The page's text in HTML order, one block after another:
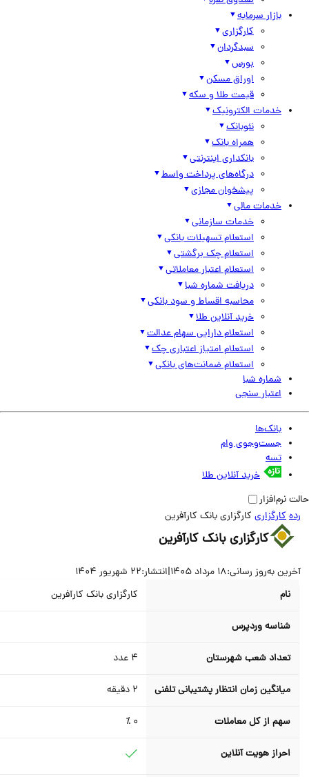
بازار سرمایه
کارگزاری
سبدگردان
بورس
اوراق مسکن
قیمت طلا و سکه
خدمات الکترونیک
نئوبانک
همراه بانک
بانکداری اینترنتی
درگاه‌های پرداخت واسط
پیشخوان مجازی
خدمات مالی
خدمات سازمانی
استعلام تسهیلات بانکی
استعلام چک برگشتی
استعلام اعتبار معاملاتی
دریافت شماره شبا
محاسبه اقساط و سود بانکی
خرید آنلاین طلا
استعلام دارایی سهام عدالت
استعلام امتیاز اعتباری چک
استعلام ضمانت‌های بانکی
شماره شبا
اعتبار سنجی
بانک‌ها
جست‌وجوی وام
تسه
خرید آنلاین طلا
کارگزاریکارگزاری بانک کارآفرین
کارگزاری بانک کارآفرین
به‌روز رسانی:18 مرداد 1405 |انتشار:22 شهریور 1404
کارگزاری بانک کارآفرین
شناسه وردپرس
تعداد شعب شهرستان عدد
میانگین زمان انتظار پشتیبانی تلفنی دقیقه
سهم از کل معاملات
احراز هویت آنلاین